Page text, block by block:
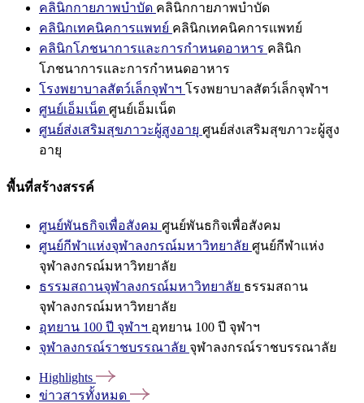
คลินิกกายภาพบำบัด คลินิกกายภาพบำบัด
คลินิกเทคนิคการแพทย์ คลินิกเทคนิคการแพทย์
คลินิกโภชนาการและการกำหนดอาหาร คลินิก
โภชนาการและการกำหนดอาหาร
โรงพยาบาลสัตว์เล็กจุฬาฯ โรงพยาบาลสัตว์เล็กจุฬาฯ
ศูนย์เอ็มเน็ต ศูนย์เอ็มเน็ต
ศูนย์ส่งเสริมสุขภาวะผู้สูงอายุ ศูนย์ส่งเสริมสุขภาวะผู้สูง
อายุ
พื้นที่สร้างสรรค์
ศูนย์พันธกิจเพื่อสังคม ศูนย์พันธกิจเพื่อสังคม
ศูนย์กีฬาแห่งจุฬาลงกรณ์มหาวิทยาลัย ศูนย์กีฬาแห่ง
จุฬาลงกรณ์มหาวิทยาลัย
ธรรมสถานจุฬาลงกรณ์มหาวิทยาลัย ธรรมสถาน
จุฬาลงกรณ์มหาวิทยาลัย
อุทยาน 100 ปี จุฬาฯ อุทยาน 100 ปี จุฬาฯ
จุฬาลงกรณ์ราชบรรณาลัย จุฬาลงกรณ์ราชบรรณาลัย
Highlights
ข่าวสารทั้งหมด